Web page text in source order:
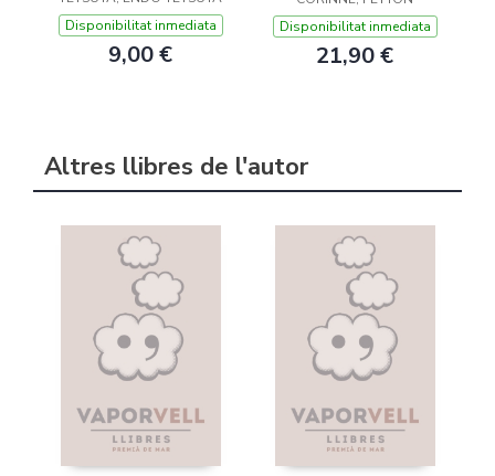
Disponibilitat inmediata
9,00 €
Disponibilitat inmediata
21,90 €
Altres llibres de l'autor